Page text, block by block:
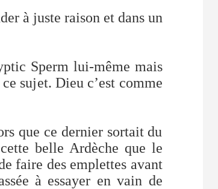
à juste raison et dans un
Sperm lui-même mais
sujet. Dieu c’est comme
que ce dernier sortait du
belle Ardèche que le
faire des emplettes avant
à essayer en vain de